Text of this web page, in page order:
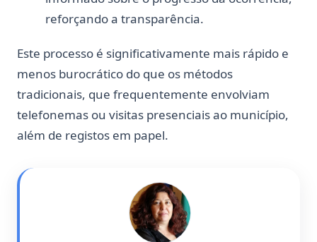
reforçando a transparência.
Este processo é significativamente mais rápido e
menos burocrático do que os métodos
tradicionais, que frequentemente envolviam
telefonemas ou visitas presenciais ao município,
além de registos em papel.